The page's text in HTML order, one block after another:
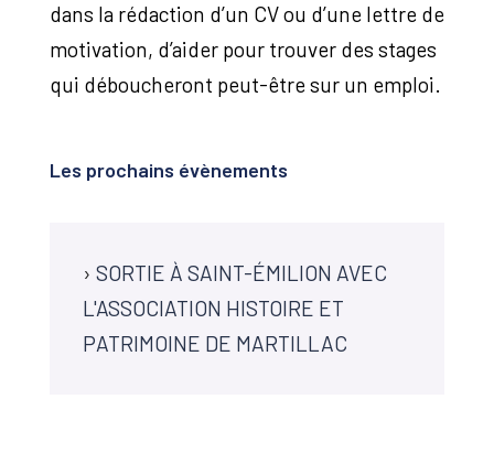
dans la rédaction d’un CV ou d’une lettre de
motivation, d’aider pour trouver des stages
qui déboucheront peut-être sur un emploi.
Les prochains évènements
› SORTIE À SAINT-ÉMILION AVEC
L'ASSOCIATION HISTOIRE ET
PATRIMOINE DE MARTILLAC